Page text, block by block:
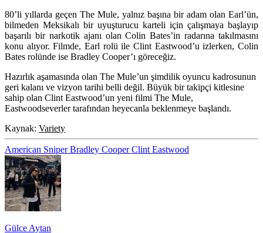
80’li yıllarda geçen The Mule, yalnız başına bir adam olan Earl’ün,
bilmeden Meksikalı bir uyuşturucu karteli için çalışmaya başlayıp
başarılı bir narkotik ajanı olan Colin Bates’in radarına takılmasını
konu alıyor. Filmde, Earl rolü ile Clint Eastwood’u izlerken, Colin
Bates rolünde ise Bradley Cooper’ı göreceğiz.
Hazırlık aşamasında olan The Mule’un şimdilik oyuncu kadrosunun
geri kalanı ve vizyon tarihi belli değil. Büyük bir takipçi kitlesine
sahip olan Clint Eastwood’un yeni filmi The Mule,
Eastwoodseverler tarafından heyecanla beklenmeye başlandı.
Kaynak: Variety
American SniperBradley CooperClint Eastwood
Gülce Aytan